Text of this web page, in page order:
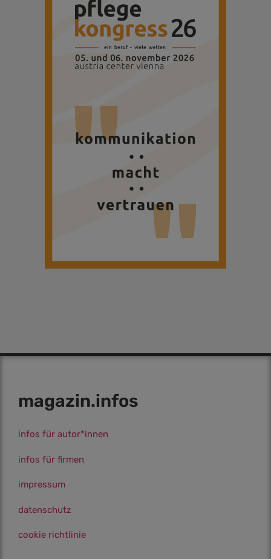
magazin.infos
infos für autor*innen
infos für firmen
impressum
datenschutz
cookie richtlinie